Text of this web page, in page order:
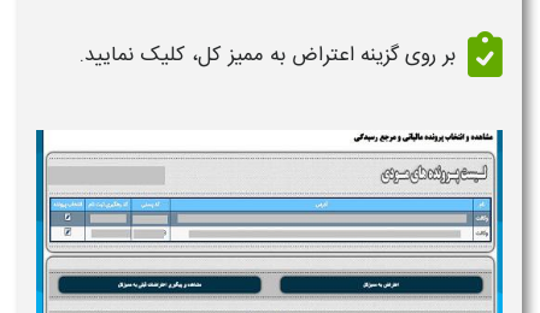
بر روی گزینه اعتراض به ممیز کل، کلیک نمایید.